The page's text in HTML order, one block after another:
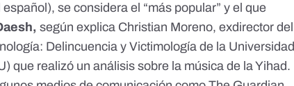
se considera el “más popular” y el que
segúnexplica Christian Moreno, exdirector del
Delincuencia y Victimología de la Universidad
que realizó un análisis sobre la música de la Yihad.